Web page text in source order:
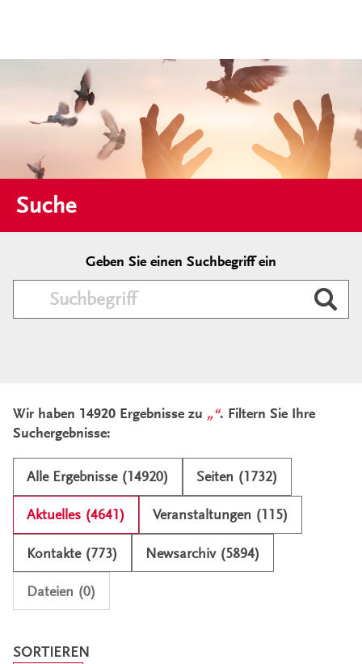
Suche
Geben Sie einen Suchbegriff ein
Wir haben 14920 Ergebnisse zu
. Filtern Sie Ihre
Suchergebnisse:
Alle Ergebnisse (14920) Seiten (1732)
Aktuelles (4641) Veranstaltungen (115)
Kontakte (773) Newsarchiv (5894)
Dateien (0)
SORTIEREN